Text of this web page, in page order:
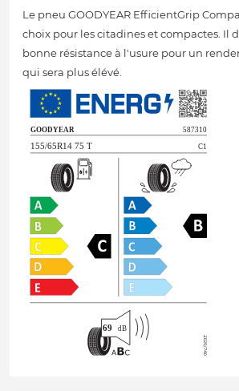
Le pneu GOODYEAR EfficientGrip
choix pour les citadines et compactes. Il
bonne résistance à l'usure pour un
qui sera plus élévé.